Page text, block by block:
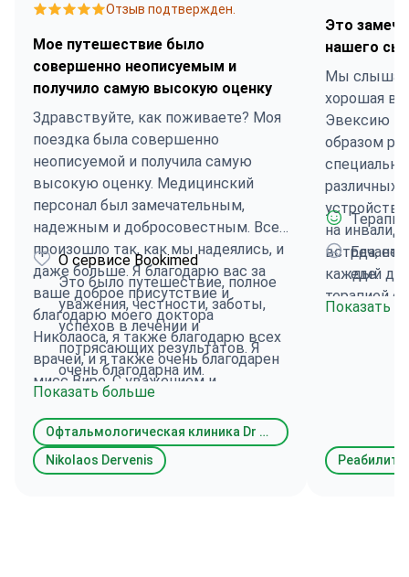
Отзыв подтвержден.
Мое путешествие было
совершенно неописуемым и
получило самую высокую оценку
Здравствуйте, как поживаете? Моя
поездка была совершенно
неописуемой и получила самую
высокую оценку. Медицинский
персонал был замечательным,
надежным и добросовестным. Все
произошло так, как мы надеялись, и
даже больше. Я благодарю вас за
ваше доброе присутствие и
благодарю моего доктора
Николаоса, я также благодарю всех
врачей, и я также очень благодарен
мисс Вире. С уважением и
признательностью к вам.
О сервисе Bookimed
Это было путешествие, полное
уважения, честности, заботы,
успехов в лечении и
потрясающих результатов. Я
очень благодарна им.
Показать больше
Офтальмологическая клиника Dr Nikolaos I Dervenis MD, MSc, PhD, FEBO
Nikolaos Dervenis
Это
нашего
Мы
хорошая
Эвексию
образом
различных
на
каждый
терапией
заметны
очень
Терапии
Еда, не
еде.
Показать